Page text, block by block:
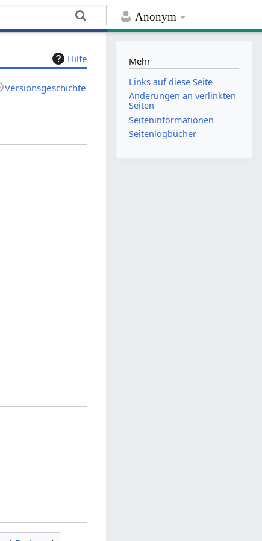
Anonym
Hilfe
Versionsgeschichte
Mehr
Links auf diese Seite
Änderungen an verlinkten
Seiten
Seiten­­informationen
Seitenlogbücher